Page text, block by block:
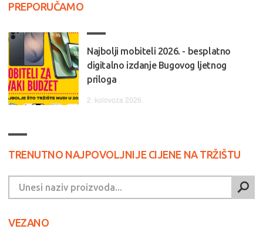
PREPORUČAMO
Najbolji mobiteli 2026. - besplatno
digitalno izdanje Bugovog ljetnog
priloga
2. kolovoza 2026.
TRENUTNO NAJPOVOLJNIJE CIJENE NA TRŽIŠTU
VEZANO